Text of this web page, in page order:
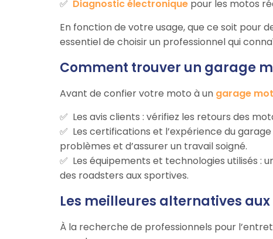
Diagnostic électronique pour les motos
En fonction de votre usage, que ce soit pour
essentiel de choisir un professionnel qui
Comment trouver un garage
Avant de confier votre moto à un garage
Les avis clients : vérifiez les retours des
Les certifications et l’expérience du
problèmes et d’assurer un travail soigné.
Les équipements et technologies utilisés
des roadsters aux sportives.
Les meilleures alternatives
À la recherche de professionnels pour